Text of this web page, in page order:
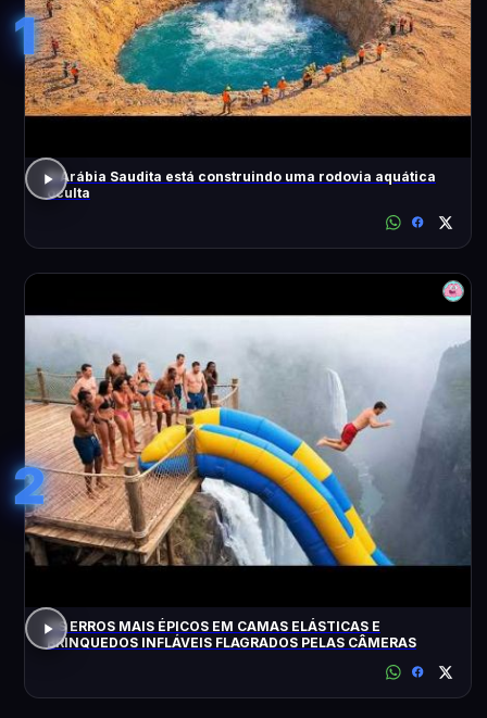
1
A Arábia Saudita está construindo uma rodovia aquática
oculta
2
OS ERROS MAIS ÉPICOS EM CAMAS ELÁSTICAS E
BRINQUEDOS INFLÁVEIS FLAGRADOS PELAS CÂMERAS